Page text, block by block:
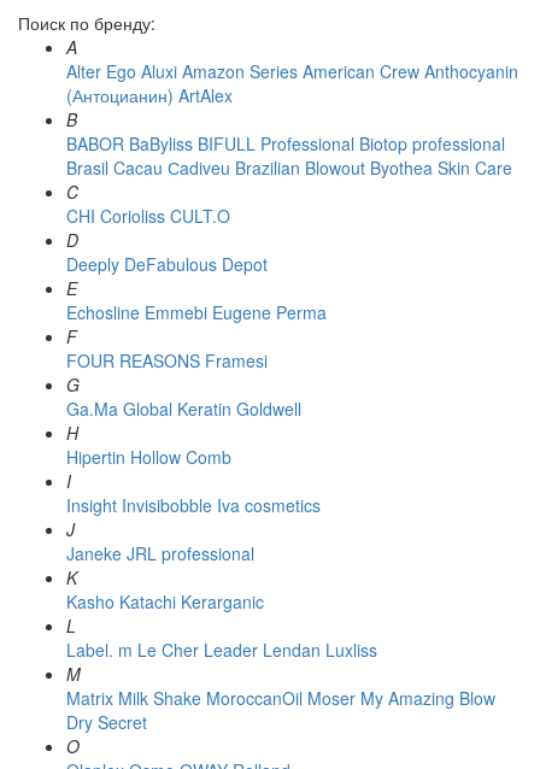
Поиск по бренду:
A
Alter Ego Aluxi Amazon Series American Crew Anthocyanin
(Антоцианин) ArtAlex
B
BABOR BaByliss BIFULL Professional Biotop professional
Brasil Cacau Сadiveu Brazilian Blowout Byothea Skin Care
C
CHI Corioliss CULT.O
D
Deeply DeFabulous Depot
E
Echosline Emmebi Eugene Perma
F
FOUR REASONS Framesi
G
Ga.Ma Global Keratin Goldwell
H
Hipertin Hollow Comb
I
Insight Invisibobble Iva cosmetics
J
Janeke JRL professional
K
Kasho Katachi Kerarganic
L
Label. m Le Cher Leader Lendan Luxliss
M
Matrix Milk Shake MoroccanOil Moser My Amazing Blow
Dry Secret
O